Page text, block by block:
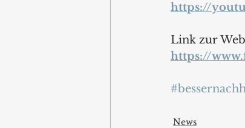
https://
Link zur
https://
News